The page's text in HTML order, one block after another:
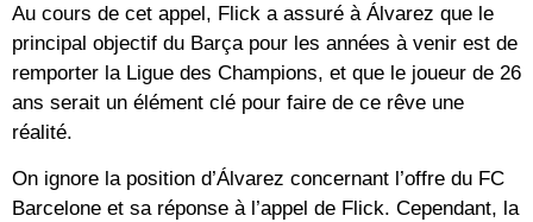
Au cours de cet appel, Flick a assuré à Álvarez que le
principal objectif du Barça pour les années à venir est de
remporter la Ligue des Champions, et que le joueur de 26
ans serait un élément clé pour faire de ce rêve une
réalité.
On ignore la position d’Álvarez concernant l’offre du FC
Barcelone et sa réponse à l’appel de Flick. Cependant, la